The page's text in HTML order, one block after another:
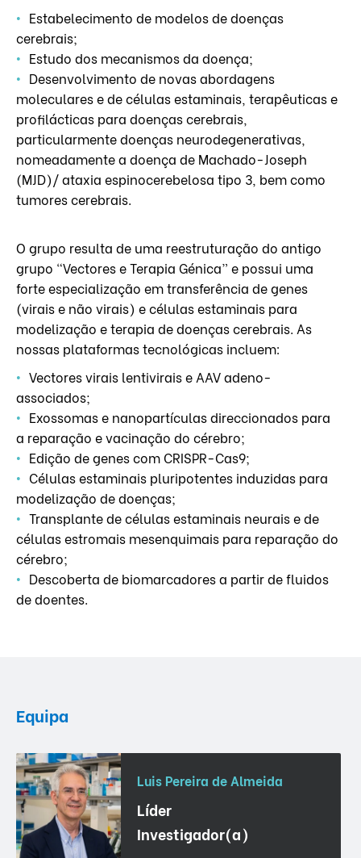
Estabelecimento de modelos de doenças
cerebrais;
Estudo dos mecanismos da doença;
Desenvolvimento de novas abordagens
moleculares e de células estaminais, terapêuticas e
profilácticas para doenças cerebrais,
particularmente doenças neurodegenerativas,
nomeadamente a doença de Machado-Joseph
(MJD)/ ataxia espinocerebelosa tipo 3, bem como
tumores cerebrais.
O grupo resulta de uma reestruturação do antigo
grupo “Vectores e Terapia Génica” e possui uma
forte especialização em transferência de genes
(virais e não virais) e células estaminais para
modelização e terapia de doenças cerebrais. As
nossas plataformas tecnológicas incluem:
Vectores virais lentivirais e AAV adeno-
associados;
Exossomas e nanopartículas direccionados para
a reparação e vacinação do cérebro;
Edição de genes com CRISPR-Cas9;
Células estaminais pluripotentes induzidas para
modelização de doenças;
Transplante de células estaminais neurais e de
células estromais mesenquimais para reparação do
cérebro;
Descoberta de biomarcadores a partir de fluidos
de doentes.
Equipa
Luis Pereira de Almeida
Líder
Investigador(a)